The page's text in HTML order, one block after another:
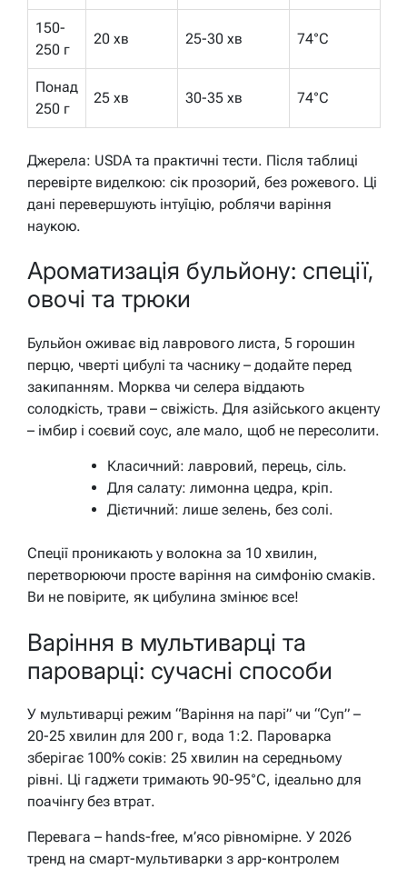
150-
250 г
20 хв 25-30 хв 74°C
Понад
250 г
25 хв 30-35 хв 74°C
Джерела: USDA та практичні тести. Після таблиці
перевірте виделкою: сік прозорий, без рожевого. Ці
дані перевершують інтуїцію, роблячи варіння
наукою.
Ароматизація бульйону: спеції,
овочі та трюки
Бульйон оживає від лаврового листа, 5 горошин
перцю, чверті цибулі та часнику – додайте перед
закипанням. Морква чи селера віддають
солодкість, трави – свіжість. Для азійського акценту
– імбир і соєвий соус, але мало, щоб не пересолити.
Класичний: лавровий, перець, сіль.
Для салату: лимонна цедра, кріп.
Дієтичний: лише зелень, без солі.
Спеції проникають у волокна за 10 хвилин,
перетворюючи просте варіння на симфонію смаків.
Ви не повірите, як цибулина змінює все!
Варіння в мультиварці та
пароварці: сучасні способи
У мультиварці режим “Варіння на парі” чи “Суп” –
20-25 хвилин для 200 г, вода 1:2. Пароварка
зберігає 100% соків: 25 хвилин на середньому
рівні. Ці гаджети тримають 90-95°C, ідеально для
поачінгу без втрат.
Перевага – hands-free, м’ясо рівномірне. У 2026
тренд на смарт-мультиварки з app-контролем